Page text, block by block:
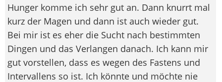
Hunger komme ich sehr gut an. Dann knurrt mal
kurz der Magen und dann ist auch wieder gut.
Bei mir ist es eher die Sucht nach bestimmten
Dingen und das Verlangen danach. Ich kann mir
gut vorstellen, dass es wegen des Fastens und
Intervallens so ist. Ich könnte und möchte nie